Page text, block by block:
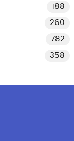
188
260
782
358